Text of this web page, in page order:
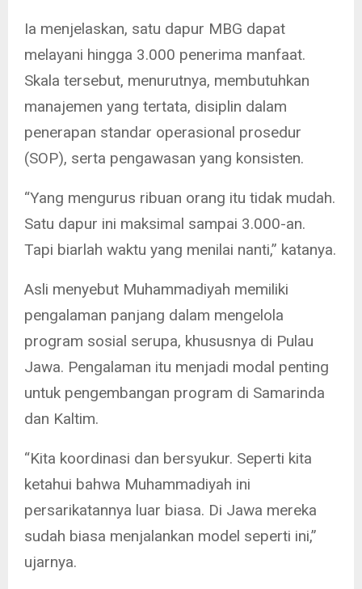
Ia menjelaskan, satu dapur MBG dapat
melayani hingga 3.000 penerima manfaat.
Skala tersebut, menurutnya, membutuhkan
manajemen yang tertata, disiplin dalam
penerapan standar operasional prosedur
(SOP), serta pengawasan yang konsisten.
“Yang mengurus ribuan orang itu tidak mudah.
Satu dapur ini maksimal sampai 3.000-an.
Tapi biarlah waktu yang menilai nanti,” katanya.
Asli menyebut Muhammadiyah memiliki
pengalaman panjang dalam mengelola
program sosial serupa, khususnya di Pulau
Jawa. Pengalaman itu menjadi modal penting
untuk pengembangan program di Samarinda
dan Kaltim.
“Kita koordinasi dan bersyukur. Seperti kita
ketahui bahwa Muhammadiyah ini
persarikatannya luar biasa. Di Jawa mereka
sudah biasa menjalankan model seperti ini,”
ujarnya.